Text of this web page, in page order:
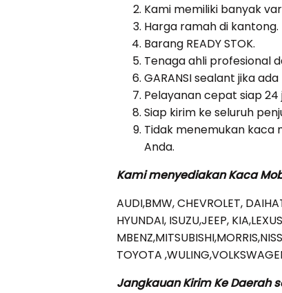
Kami memiliki banyak
Harga ramah di kantong.
Barang READY STOK.
Tenaga ahli profesional
GARANSI sealant jika
Pelayanan cepat siap 24
Siap kirim ke seluruh
Tidak menemukan kaca
Anda.
Kami menyediakan Kaca
AUDI,BMW, CHEVROLET,
HYUNDAI, ISUZU,JEEP,
TOYOTA
Jangkauan Kirim Ke Daerah